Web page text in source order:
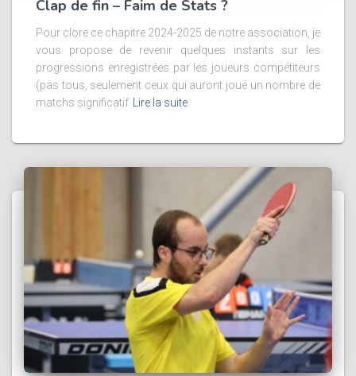
Clap de fin – Faim de Stats ?
Pour clore ce chapitre 2024-2025 de notre association, je
vous propose de revenir quelques instants sur les
progressions enregistrées par les joueurs compétiteurs
(pas tous, seulement ceux qui auront joué un nombre de
matchs significatif Lire la suite